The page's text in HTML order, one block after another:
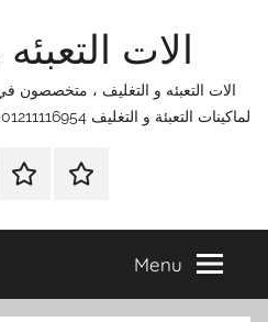
الات
الات التعبئه و التغليف ، متخصصون
لماكينات التعبئة و التغليف 01211116954 – 01211116956 – 01211116958
الرئيسيةاتصل
Menu